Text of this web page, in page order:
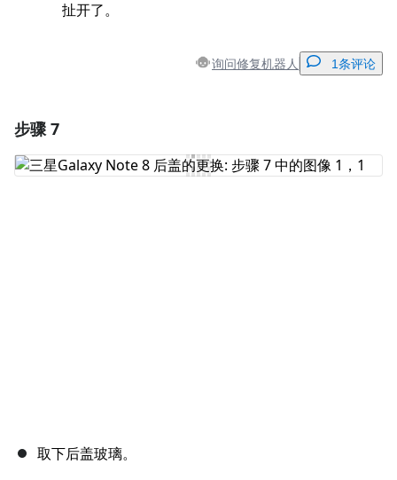
扯开了。
询问修复机器人 1条评论
添加评论
步骤 7
取下后盖玻璃。